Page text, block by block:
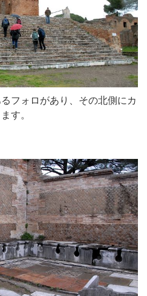
フォロがあり、その北側にカ
す。